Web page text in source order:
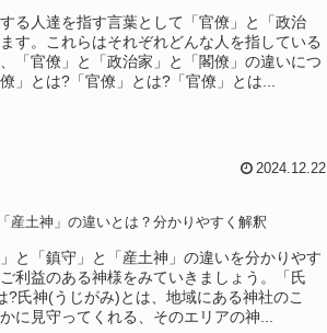
る人達を指す言葉として「官僚」と「政治
す。これらはそれぞれどんな人を指している
「官僚」と「政治家」と「閣僚」の違いにつ
」とは?「官僚」とは?「官僚」とは...
2024.12.22
産土神」の違いとは？分かりやすく解釈
と「鎮守」と「産土神」の違いを分かりやす
利益のある神様をみていきましょう。「氏
?氏神(うじがみ)とは、地域にある神社のこ
に見守ってくれる、そのエリアの神...